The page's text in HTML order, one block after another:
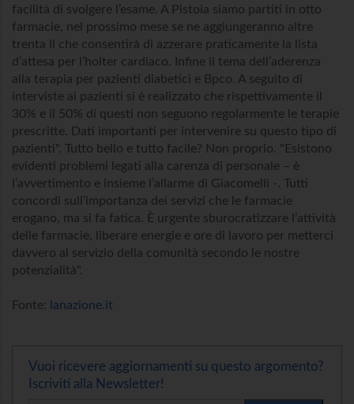
facilità di svolgere l’esame. A Pistoia siamo partiti in otto
farmacie, nel prossimo mese se ne aggiungeranno altre
trenta il che consentirà di azzerare praticamente la lista
d’attesa per l’holter cardiaco. Infine il tema dell’aderenza
alla terapia per pazienti diabetici e Bpco. A seguito di
interviste ai pazienti si è realizzato che rispettivamente il
30% e il 50% di questi non seguono regolarmente le terapie
prescritte. Dati importanti per intervenire su questo tipo di
pazienti". Tutto bello e tutto facile? Non proprio. "Esistono
evidenti problemi legati alla carenza di personale – è
l’avvertimento e insieme l’allarme di Giacomelli -. Tutti
concordi sull’importanza dei servizi che le farmacie
erogano, ma si fa fatica. È urgente sburocratizzare l’attività
delle farmacie, liberare energie e ore di lavoro per metterci
davvero al servizio della comunità secondo le nostre
potenzialità".
Fonte: lanazione.it
Vuoi ricevere aggiornamenti su questo argomento?
Iscriviti alla Newsletter!